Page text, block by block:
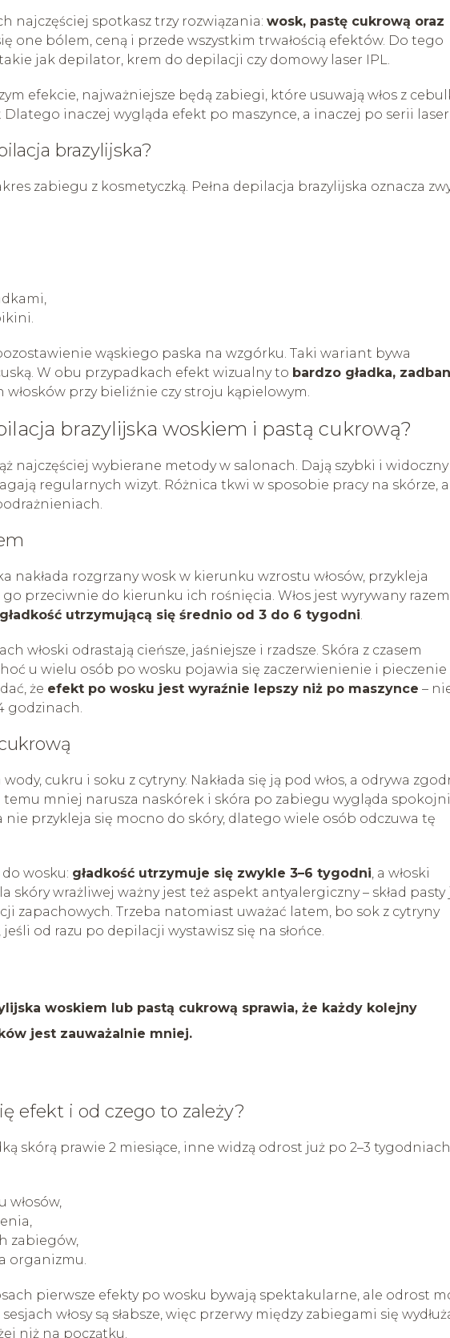
najczęściej spotkasz trzy rozwiązania: wosk, pastę cukrową oraz
one bólem, ceną i przede wszystkim trwałością efektów. Do tego
jak depilator, krem do depilacji czy domowy laser IPL.
efekcie, najważniejsze będą zabiegi, które usuwają włos z
Dlatego inaczej wygląda efekt po maszynce, a inaczej po serii
brazylijska?
zabiegu z kosmetyczką. Pełna depilacja brazylijska oznacza
wąskiego paska na wzgórku. Taki wariant bywa
W obu przypadkach efekt wizualny to bardzo gładka,
włosków przy bieliźnie czy stroju kąpielowym.
brazylijska woskiem i pastą cukrową?
najczęściej wybierane metody w salonach. Dają szybki i widoczny
regularnych wizyt. Różnica tkwi w sposobie pracy na skórze,
nakłada rozgrzany wosk w kierunku wzrostu włosów, przykleja
przeciwnie do kierunku ich rośnięcia. Włos jest wyrywany
gładkość utrzymującą się średnio od 3 do 6 tygodni.
włoski odrastają cieńsze, jaśniejsze i rzadsze. Skóra z czasem
u wielu osób po wosku pojawia się zaczerwienienie i pieczenie
że efekt po wosku jest wyraźnie lepszy niż po maszynce –
godzinach.
cukru i soku z cytryny. Nakłada się ją pod włos, a odrywa
mniej narusza naskórek i skóra po zabiegu wygląda
nie przykleja się mocno do skóry, dlatego wiele osób odczuwa tę
wosku: gładkość utrzymuje się zwykle 3–6 tygodni, a włoski
skóry wrażliwej ważny jest też aspekt antyalergiczny – skład pasty
zapachowych. Trzeba natomiast uważać latem, bo sok z cytryny
od razu po depilacji wystawisz się na słońce.
woskiem lub pastą cukrową sprawia, że każdy kolejny
jest zauważalnie mniej.
efekt i od czego to zależy?
skórą prawie 2 miesiące, inne widzą odrost już po 2–3
włosów,
zabiegów,
organizmu.
pierwsze efekty po wosku bywają spektakularne, ale odrost
włosy są słabsze, więc przerwy między zabiegami się
niż na początku.